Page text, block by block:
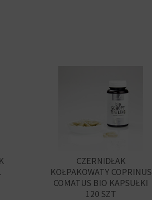
CZERNIDŁAK
KOŁPAKOWATY COPRINUS
COMATUS BIO KAPSUŁKI
120 SZT